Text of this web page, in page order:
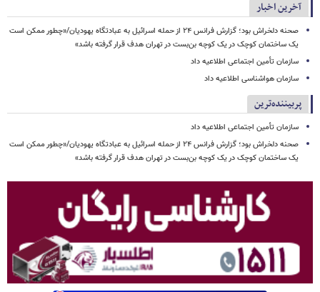
آخرین اخبار
صحنه دلخراش بود؛ گزارش فرانس ۲۴ از حمله اسرائیل به عبادتگاه یهودیان/«چطور ممکن است
یک ساختمان کوچک در یک کوچه بن‌بست در تهران هدف قرار گرفته باشد»
سازمان تأمین اجتماعی اطلاعیه داد
سازمان هواشناسی اطلاعیه داد
پربیننده‌ترین
سازمان تأمین اجتماعی اطلاعیه داد
صحنه دلخراش بود؛ گزارش فرانس ۲۴ از حمله اسرائیل به عبادتگاه یهودیان/«چطور ممکن است
یک ساختمان کوچک در یک کوچه بن‌بست در تهران هدف قرار گرفته باشد»